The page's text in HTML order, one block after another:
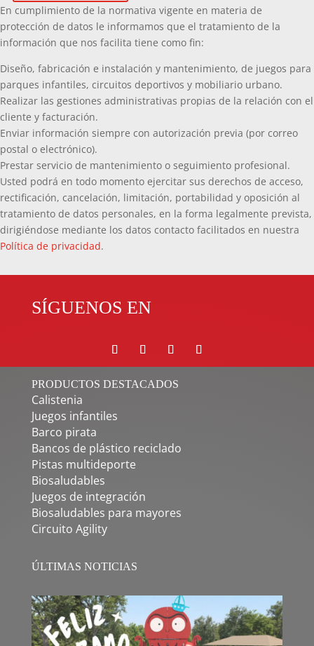
En cumplimiento de la normativa vigente en materia de
protección de datos le informamos que el tratamiento de la
información que nos facilita tiene como fin:
Diseño, fabricación e instalación y mantenimiento, de juegos para
parques infantiles, circuitos deportivos y mobiliario urbano.
Realizar las gestiones administrativas propias de la relación con el
cliente y facturación.
Enviar información siempre con autorización previa (por correo
postal o electrónico).
Prestar servicio de mantenimiento o seguimiento profesional.
Usted podrá en todo momento ejercitar sus derechos de acceso,
rectificación, cancelación, limitación, portabilidad y oposición al
tratamiento de datos personales, en la forma legalmente prevista,
dirigiéndose mediante los datos contacto facilitados en nuestra
Política de privacidad.
SÍGUENOS EN
PRODUCTOS DESTACADOS
Calistenia
Juegos infantiles
Barco pirata
Bancos de plástico reciclado
Pistas multideporte
Biosaludables
Juegos de integración
Biosaludables para mayores
Circuito Agility
ÚLTIMAS NOTICIAS